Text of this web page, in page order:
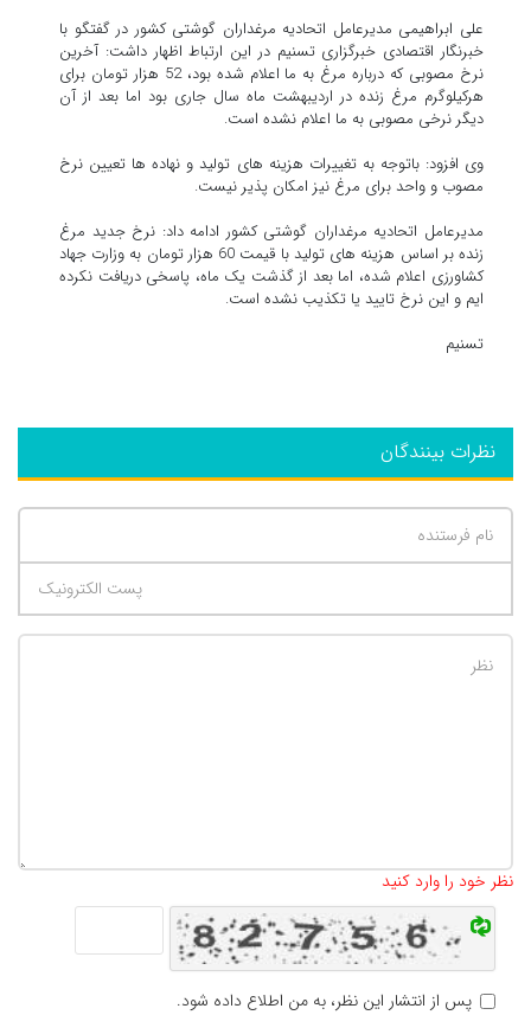
علی ابراهیمی مدیرعامل اتحادیه مرغداران گوشتی کشور در گفتگو با
خبرنگار اقتصادی خبرگزاری تسنیم در این ارتباط اظهار داشت: آخرین
نرخ مصوبی که درباره مرغ به ما اعلام شده بود، 52 هزار تومان برای
هرکیلوگرم مرغ زنده در اردیبهشت ماه سال جاری بود اما بعد از آن
دیگر نرخی مصوبی به ما اعلام نشده است.
وی افزود: باتوجه به تغییرات هزینه های تولید و نهاده ها تعیین نرخ
مصوب و واحد برای مرغ نیز امکان پذیر نیست.
مدیرعامل اتحادیه مرغداران گوشتی کشور ادامه داد: نرخ جدید مرغ
زنده بر اساس هزینه های تولید با قیمت 60 هزار تومان به وزارت جهاد
کشاورزی اعلام شده، اما بعد از گذشت یک ماه، پاسخی دریافت نکرده
ایم و این نرخ تایید یا تکذیب نشده است.
تسنیم
نظرات بینندگان
نظر خود را وارد کنید
پس از انتشار این نظر، به من اطلاع داده شود.